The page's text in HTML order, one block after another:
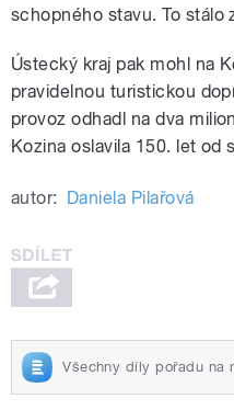
schopného stavu. To stálo
Ústecký kraj pak mohl na
pravidelnou turistickou
provoz odhadl na dva
Kozina oslavila 150. let od
autor: Daniela Pilařová
Všechny díly pořadu na